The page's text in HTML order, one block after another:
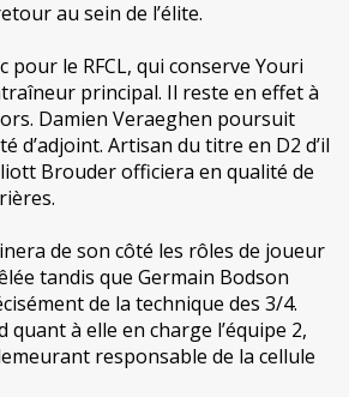
au sein de l’élite.
le RFCL, qui conserve Youri
principal. Il reste en effet à
Damien Veraeghen poursuit
d’adjoint. Artisan du titre en D2 d’il
Brouder officiera en qualité de
de son côté les rôles de joueur
tandis que Germain Bodson
de la technique des 3/4.
quant à elle en charge l’équipe 2,
responsable de la cellule